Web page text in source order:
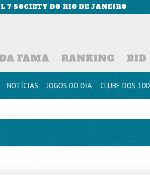
7 SOCIETY DO RIO DE JANEIRO
FAMA RANKING BID
NOTÍCIAS JOGOS DO DIA CLUBE DOS 100